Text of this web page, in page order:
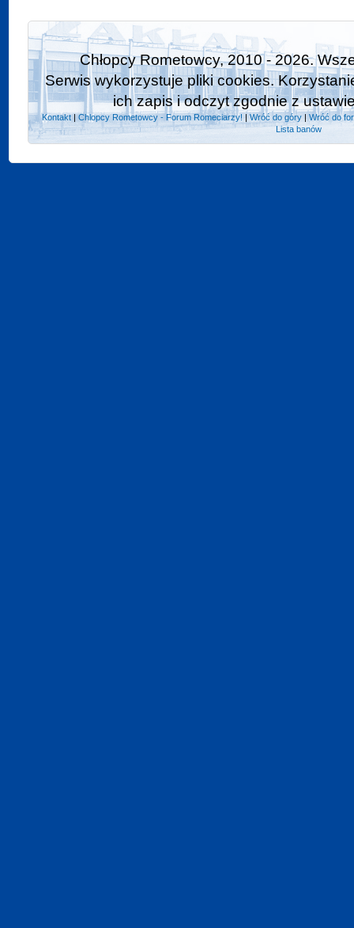
Chłopcy Rometowcy, 2010 - 2026.
Serwis wykorzystuje pliki cookies.
ich zapis i odczyt zgodnie z
Kontakt| Chlopcy Rometowcy - Forum Romeciarzy! |Wróć do góry| Wróć do
Lista banów